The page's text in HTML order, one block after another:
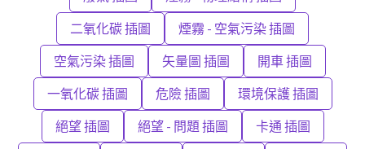
二氧化碳 插圖 煙霧 - 空氣污染 插圖
空氣污染 插圖 矢量圖 插圖 開車 插圖
一氧化碳 插圖 危險 插圖 環境保護 插圖
絕望 插圖 絕望 - 問題 插圖 卡通 插圖